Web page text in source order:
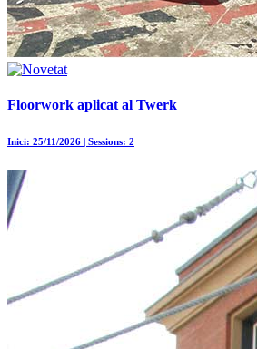
Floorwork aplicat al Twerk
Inici: 25/11/2026 | Sessions: 2